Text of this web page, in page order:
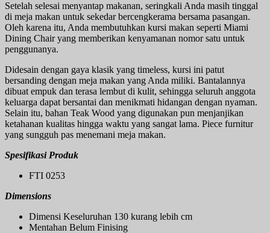
Setelah selesai menyantap makanan, seringkali Anda masih tinggal
di meja makan untuk sekedar bercengkerama bersama pasangan.
Oleh karena itu, Anda membutuhkan kursi makan seperti Miami
Dining Chair yang memberikan kenyamanan nomor satu untuk
penggunanya.
Didesain dengan gaya klasik yang timeless, kursi ini patut
bersanding dengan meja makan yang Anda miliki. Bantalannya
dibuat empuk dan terasa lembut di kulit, sehingga seluruh anggota
keluarga dapat bersantai dan menikmati hidangan dengan nyaman.
Selain itu, bahan Teak Wood yang digunakan pun menjanjikan
ketahanan kualitas hingga waktu yang sangat lama. Piece furnitur
yang sungguh pas menemani meja makan.
Spesifikasi Produk
FTI 0253
Dimensions
Dimensi Keseluruhan 130 kurang lebih cm
Mentahan Belum Finising